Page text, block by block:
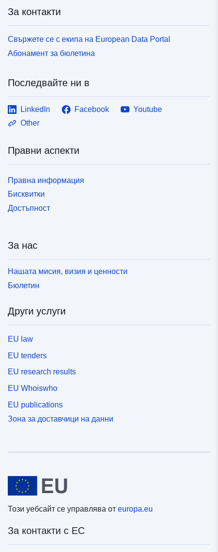
За контакти
Свържете се с екипа на European Data Portal
Абонамент за бюлетина
Последвайте ни в
LinkedIn Facebook
Youtube
Other
Правни аспекти
Правна информация
Бисквитки
Достъпност
За нас
Нашата мисия, визия и ценности
Бюлетин
Други услуги
EU law
EU tenders
EU research results
EU Whoiswho
EU publications
Зона за доставчици на данни
Този уебсайт се управлява от europa.eu
За контакти с ЕС